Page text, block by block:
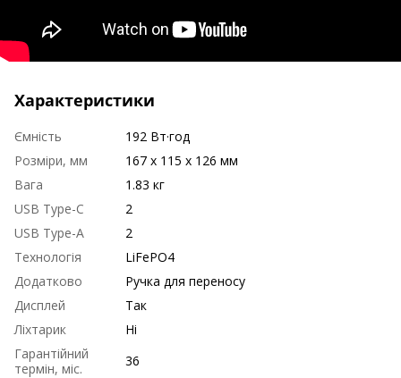
Характеристики
Ємність
192 Вт·год
Розміри, мм
167 x 115 x 126 мм
Вага
1.83 кг
USB Type-C
2
USB Type-A
2
Технологія
LiFePO4
Додатково
Ручка для переносу
Дисплей
Так
Ліхтарик
Ні
Гарантійний
термін, міс.
36